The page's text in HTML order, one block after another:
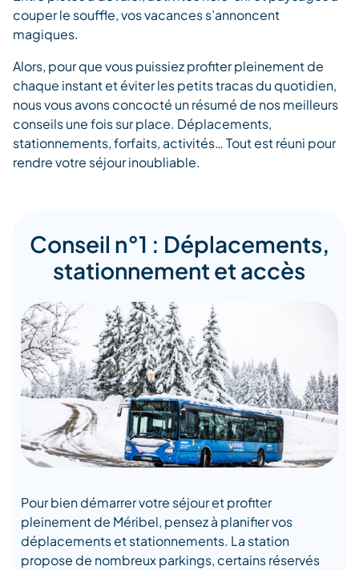
couper le souffle, vos vacances s’annoncent
magiques.
Alors, pour que vous puissiez profiter pleinement de
chaque instant et éviter les petits tracas du quotidien,
nous vous avons concocté un résumé de nos meilleurs
conseils une fois sur place. Déplacements,
stationnements, forfaits, activités… Tout est réuni pour
rendre votre séjour inoubliable.
Conseil n°1 : Déplacements,
stationnement et accès
Pour bien démarrer votre séjour et profiter
pleinement de Méribel, pensez à planifier vos
déplacements et stationnements. La station
propose de nombreux parkings, certains réservés